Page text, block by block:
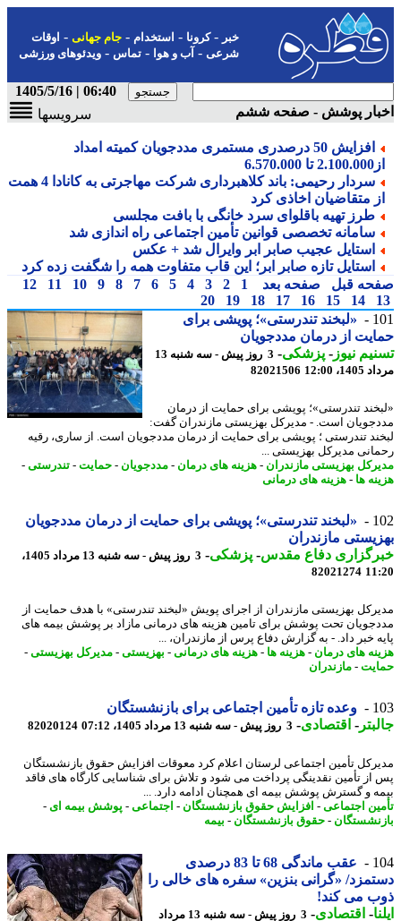
-کرونا-استخدام- جام جهانی-اوقات
شرعی-آب و هوا-تماس-ویدئوهای ورزشی
06:40 | 1405/5/16
پوشش - صفحه ششم
سرویسها
افزایش 50 درصدری مستمری مددجویان کمیته امداد
سردار رحیمی: باند کلاهبرداری شرکت مهاجرتی به کانادا 4 همت
متقاضیان اخاذی کرد
طرز تهیه باقلوای سرد خانگی با بافت مجلسی
سامانه تخصصی قوانین تأمین اجتماعی راه اندازی شد
استایل عجیب صابر ابر وایرال شد + عکس
استایل تازه صابر ابر؛ این قاب متفاوت همه را شگفت زده کرد
قبل صفحه بعد 1
2
3
4
5
6
7
8
9
10
11
12
14
15
16
17
18
19
20
«لبخند تندرستی»؛ پویشی برای
از درمان مددجویان
نیوز-پزشکی-
3 روز پیش - سه شنبه 13
12:00
82021506
تندرستی»؛ پویشی برای حمایت از درمان
است. - مدیرکل بهزیستی مازندران گفت:
تندرستی ؛ پویشی برای حمایت از درمان مددجویان است. از ساری، رقیه
مدیرکل بهزیستی ...
بهزیستی مازندران- هزینه های درمان -مددجویان-حمایت-تندرستی-
ها- هزینه های درمانی
«لبخند تندرستی»؛ پویشی برای حمایت از درمان مددجویان
مازندران
دفاع مقدس-پزشکی-
3 روز پیش - سه شنبه 13 مرداد 1405،
82021274
بهزیستی مازندران از اجرای پویش «لبخند تندرستی» با هدف حمایت از
تحت پوشش برای تامین هزینه های درمانی مازاد بر پوشش بیمه های
خبر داد. - به گزارش دفاع پرس از مازندران، ...
های درمان -هزینه ها- هزینه های درمانی-بهزیستی-مدیرکل بهزیستی-
-مازندران
وعده تازه تأمین اجتماعی برای بازنشستگان
-اقتصادی-3 روز پیش - سه شنبه 13 مرداد 1405، 07:12 82020124
تأمین اجتماعی لرستان اعلام کرد معوقات افزایش حقوق بازنشستگان
تأمین نقدینگی پرداخت می شود و تلاش برای شناسایی کارگاه های فاقد
و گسترش پوشش بیمه ای همچنان ادامه دارد. ...
اجتماعی-افزایش حقوق بازنشستگان-اجتماعی-پوشش بیمه ای-
-حقوق بازنشستگان-بیمه
عقب ماندگی 68 تا 83 درصدی
«گرانی بنزین» سفره های خالی را
می کند!
-اقتصادی-
3 روز پیش - سه شنبه 13 مرداد